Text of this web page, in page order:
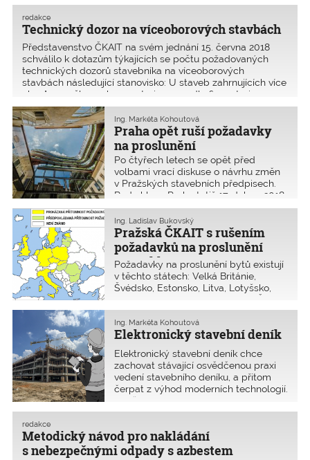
skutečnosti žádnou překážku na trhu ani pro architekty
a inženýry ze z
Technický dozor na víceoborových stavbách
redakce
Představenstvo ČKAIT na svém jednání 15. června 2018
schválilo k dotazům týkajících se počtu požadovaných
technických dozorů stavebníka na víceoborových
stavbách následující stanovisko: U staveb zahrnujících více
oborů – myšleno obory autorizace podle § 5 autoriza
Praha opět ruší požadavky
na proslunění
Ing. Markéta Kohoutová
Po čtyřech letech se opět před
volbami vrací diskuse o návrhu změn
v Pražských stavebních předpisech.
Rada hl. m. Prahy totiž 17. dubna 2018
odsouhlasila návrh na zrušení
požadavků na proslunění.
Pražská ČKAIT s rušením
požadavků na proslunění
nesouhlasí
Ing. Ladislav Bukovský
Požadavky na proslunění bytů existují
v těchto státech: Velká Británie,
Švédsko, Estonsko, Litva, Lotyšsko,
republika, Slovensko, Maďarsko,
Rumunsko, Bulharsko, Slovinsko
a Itálie
Elektronický stavební deník
Ing. Markéta Kohoutová
Elektronický stavební deník chce
zachovat stávající osvědčenou praxi
vedení stavebního deníku, a přitom
čerpat z výhod moderních technologií.
Je však otázkou, jak se na používání
elektronického stavebního deníku dívá
názor Ministerstva pro místní rozvoj.
Metodický návod pro nakládání
s nebezpečnými odpady s azbestem
redakce